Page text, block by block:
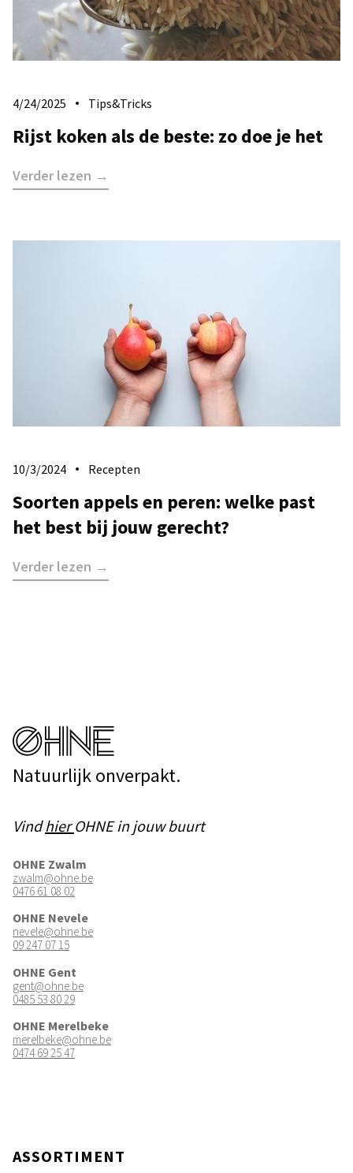
4/24/2025 Tips&Tricks
Rijst koken als de beste: zo doe je het
Verder lezen →
10/3/2024 Recepten
Soorten appels en peren: welke past
het best bij jouw gerecht?
Verder lezen →
Natuurlijk onverpakt.
VindhierOHNE in jouw buurt
OHNE Zwalm
zwalm@ohne.be
0476 61 08 02
OHNE Nevele
nevele@ohne.be
09 247 07 15
OHNE Gent
gent@ohne.be
0485 53 80 29
OHNE Merelbeke
merelbeke@ohne.be
0474 69 25 47
ASSORTIMENT